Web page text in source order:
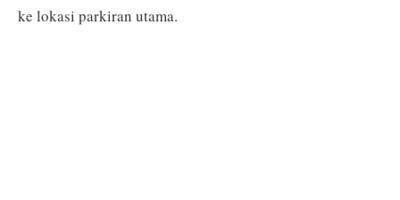
ke lokasi parkiran utama.